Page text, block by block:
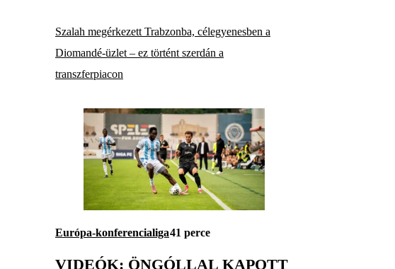
Szalah megérkezett Trabzonba, célegyenesben a
Diomandé-üzlet – ez történt szerdán a
transzferpiacon
Európa-konferencialiga41 perce
VIDEÓK: ÖNGÓLLAL KAPOTT